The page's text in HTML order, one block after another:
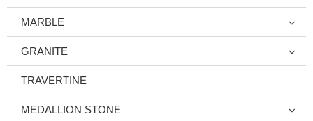
MARBLE
GRANITE
TRAVERTINE
MEDALLION STONE